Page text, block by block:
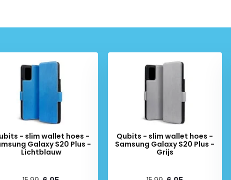
- slim wallet hoes -
Galaxy S20 Plus -
Lichtblauw
Qubits - slim wallet hoes -
Samsung Galaxy S20 Plus -
Grijs